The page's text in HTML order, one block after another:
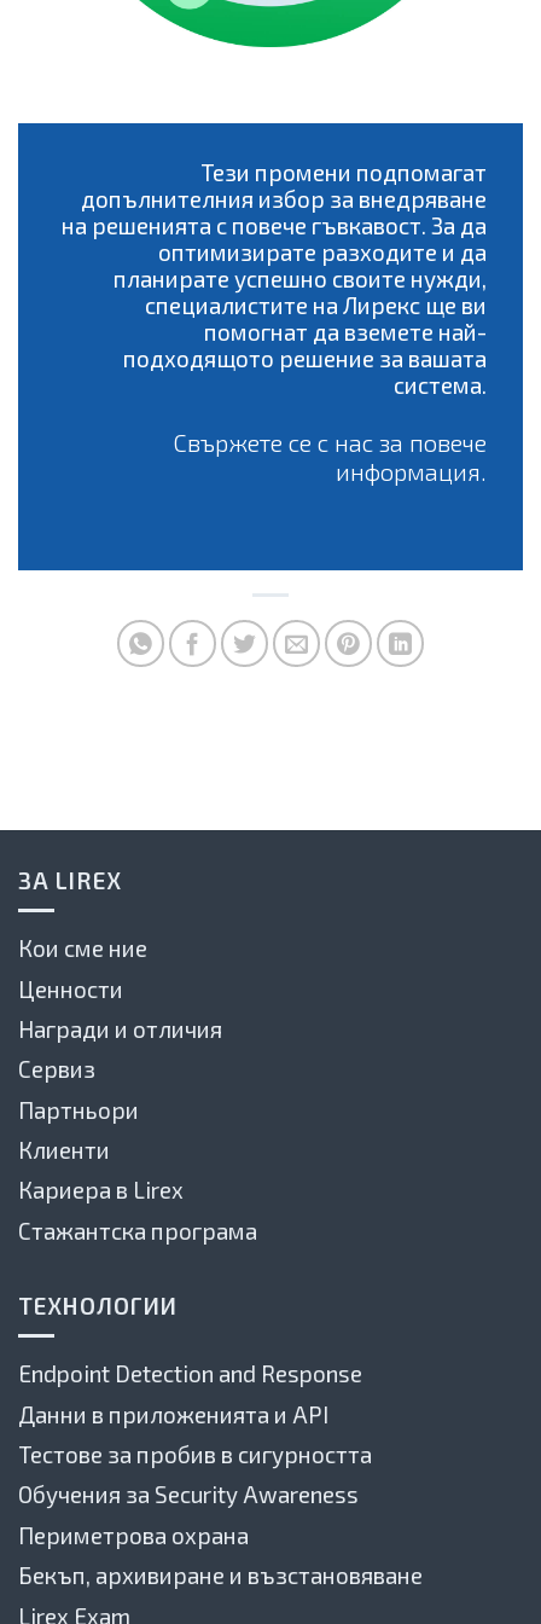
Тези промени подпомагат
допълнителния избор за внедряване
на решенията с повече гъвкавост. За да
оптимизирате разходите и да
планирате успешно своите нужди,
специалистите на Лирекс ще ви
помогнат да вземете най-
подходящото решение за вашата
система.
Свържете се с нас за повече
информация.
ЗА LIREX
Кои сме ние
Ценности
Награди и отличия
Сервиз
Партньори
Клиенти
Кариера в Lirex
Стажантска програма
ТЕХНОЛОГИИ
Endpoint Detection and Response
Данни в приложенията и API
Тестове за пробив в сигурността
Обучения за Security Awareness
Периметрова охрана
Бекъп, архивиране и възстановяване
Lirex Exam